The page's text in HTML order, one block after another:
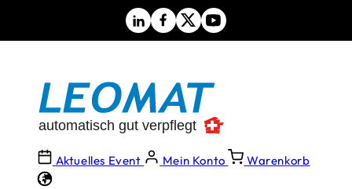
Aktuelles Event Mein Konto Warenkorb